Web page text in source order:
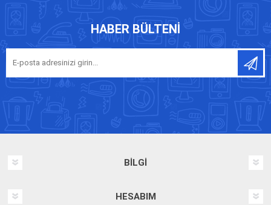
HABER BÜLTENI
BILGI
HESABIM